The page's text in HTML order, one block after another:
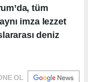
tüm
imza lezzet
deniz
OL